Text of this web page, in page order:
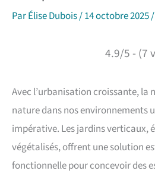
ParÉlise Dubois/14 octobre 2025/
4.9/5 - (7
Avec l’urbanisation croissante, la
nature dans nos environnements
impérative. Les jardins verticaux,
végétalisés, offrent une solution
fonctionnelle pour concevoir des